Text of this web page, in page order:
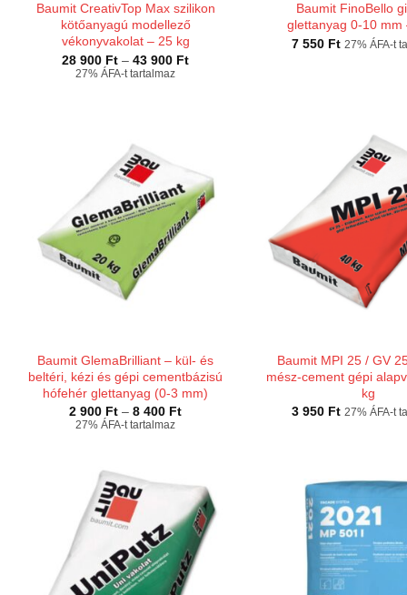
Baumit CreativTop Max szilikon
kötőanyagú modellező
vékonyvakolat – 25 kg
28 900 Ft – 43 900 FtÁrtartomány:
27% ÁFA-t tartalmaz
Baumit FinoBello
glettanyag 0-10 mm
7 550 Ft 27% ÁFA-t
Baumit GlemaBrilliant – kül- és
beltéri, kézi és gépi cementbázisú
hófehér glettanyag (0-3 mm)
2 900 Ft – 8 400 FtÁrtartomány:
27% ÁFA-t tartalmaz
Baumit MPI 25 / GV
mész-cement gépi
kg
3 950 Ft 27% ÁFA-t